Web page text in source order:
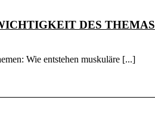
DES THEMAS G
Wie entstehen muskuläre [...]